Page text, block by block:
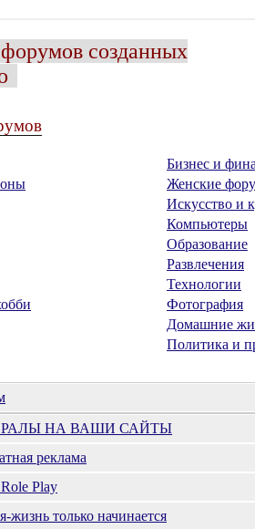
созданных
Бизнес и
Женские
Искусство и
Компьютеры
Образование
Развлечения
Технологии
Фотография
Домашние
Политика и
НА ВАШИ САЙТЫ
реклама
Play
жизнь только начинается